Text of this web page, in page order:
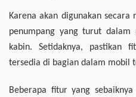
Karena akan digunakan
penumpang yang turut dalam
kabin. Setidaknya, pastikan
tersedia di bagian dalam mobil
Beberapa fitur yang